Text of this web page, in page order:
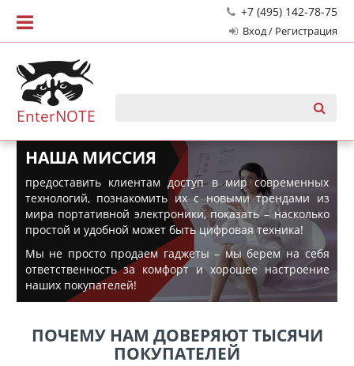
+7 (495) 142-78-75
Вход / Регистрация
EnterNOTE
НАША МИССИЯ
предоставить клиентам доступ в мир современных
технологий, познакомить их с новыми трендами из
мира портативной электроники, показать – насколько
простой и удобной может быть цифровая техника!
Мы не просто продаем гаджеты – мы берем на себя
ответственность за комфорт и хорошее настроение
наших покупателей!
ПОЧЕМУ НАМ ДОВЕРЯЮТ ТЫСЯЧИ
ПОКУПАТЕЛЕЙ